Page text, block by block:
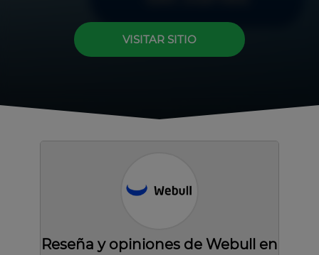
VISITAR SITIO
Reseña y opiniones de Webull en